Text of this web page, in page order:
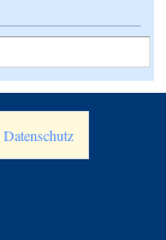
Datenschutz